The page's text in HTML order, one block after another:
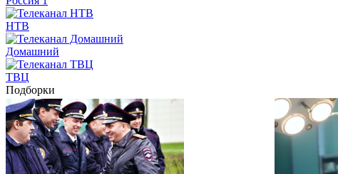
НТВ
Домашний
ТВЦ
Подборки